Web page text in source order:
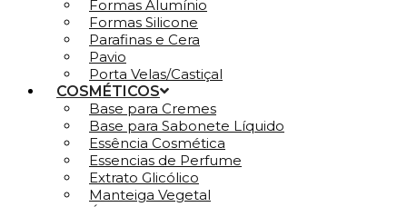
Formas Alumínio
Formas Silicone
Parafinas e Cera
Pavio
Porta Velas/Castiçal
COSMÉTICOS
Base para Cremes
Base para Sabonete Líquido
Essência Cosmética
Essencias de Perfume
Extrato Glicólico
Manteiga Vegetal